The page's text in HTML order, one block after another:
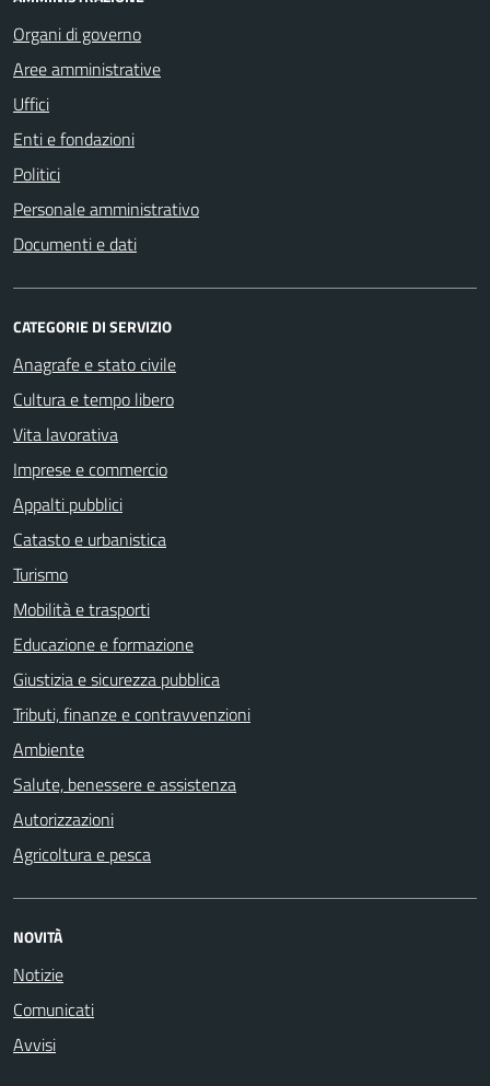
Organi di governo
Aree amministrative
Uffici
Enti e fondazioni
Politici
Personale amministrativo
Documenti e dati
CATEGORIE DI SERVIZIO
Anagrafe e stato civile
Cultura e tempo libero
Vita lavorativa
Imprese e commercio
Appalti pubblici
Catasto e urbanistica
Turismo
Mobilità e trasporti
Educazione e formazione
Giustizia e sicurezza pubblica
Tributi, finanze e contravvenzioni
Ambiente
Salute, benessere e assistenza
Autorizzazioni
Agricoltura e pesca
NOVITÀ
Notizie
Comunicati
Avvisi